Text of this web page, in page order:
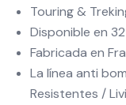
Touring &
Disponible en
Fabricada en
La línea anti
Resistentes /